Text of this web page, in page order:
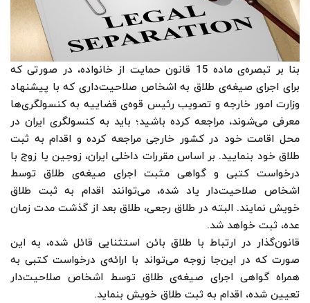
بنا بر تبصره‌ی ماده 15 قانون حمایت از خانواده، در صورتی که
برای اجرای صیغه‌ی طلاق به اشخاص صلاحیت‌داری که با پیشنهاد
وزارت امور خارجه و تصویب رئیس قوه‌ی قضاییه به کنسولگری‌ها
معرفی می‌شوند، مراجعه کرده باشید؛ باید به کنسولگری ایران در
محل اقامت خود در کشور خارجی مراجعه کرده و اقدام به ثبت
طلاق خود بنمایید. بر اساس مقررات داخلی ایران، زوجین یا زوج با
درخواست کتبی و گواهی مثبت اجرای صیغه‌ی طلاق توسط
اشخاص صلاحیت‌دار یاد شده، می‌توانند اقدام به ثبت طلاق
خویش نمایند. البته در طلاق رجعی، طلاق بعد از گذشت مدت زمان
عده، ثبت خواهد شد.
قانون‌گذار در ارتباط با طلاق بائن استثنایی قائل شده، به این
صورت که در این‌جا زوجه می‌تواند با ارائه‌ی درخواست کتبی به
همراه گواهی اجرای صیغه‌ی طلاق توسط اشخاص صلاحیت‌دار
تعیین شده، اقدام به ثبت طلاق خویش بنماید.